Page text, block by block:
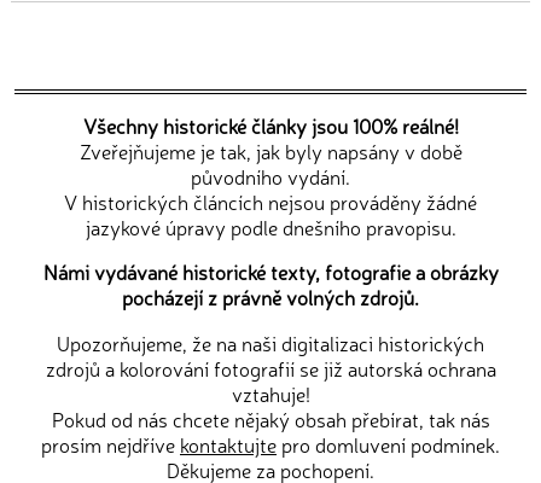
Všechny historické články jsou 100% reálné!
Zveřejňujeme je tak, jak byly napsány v době
původního vydání.
V historických článcích nejsou prováděny žádné
jazykové úpravy podle dnešního pravopisu.
Námi vydávané historické texty, fotografie a obrázky
pocházejí z právně volných zdrojů.
Upozorňujeme, že na naši digitalizaci historických
zdrojů a kolorování fotografií se již autorská ochrana
vztahuje!
Pokud od nás chcete nějaký obsah přebírat, tak nás
prosím nejdříve kontaktujte pro domluvení podmínek.
Děkujeme za pochopení.